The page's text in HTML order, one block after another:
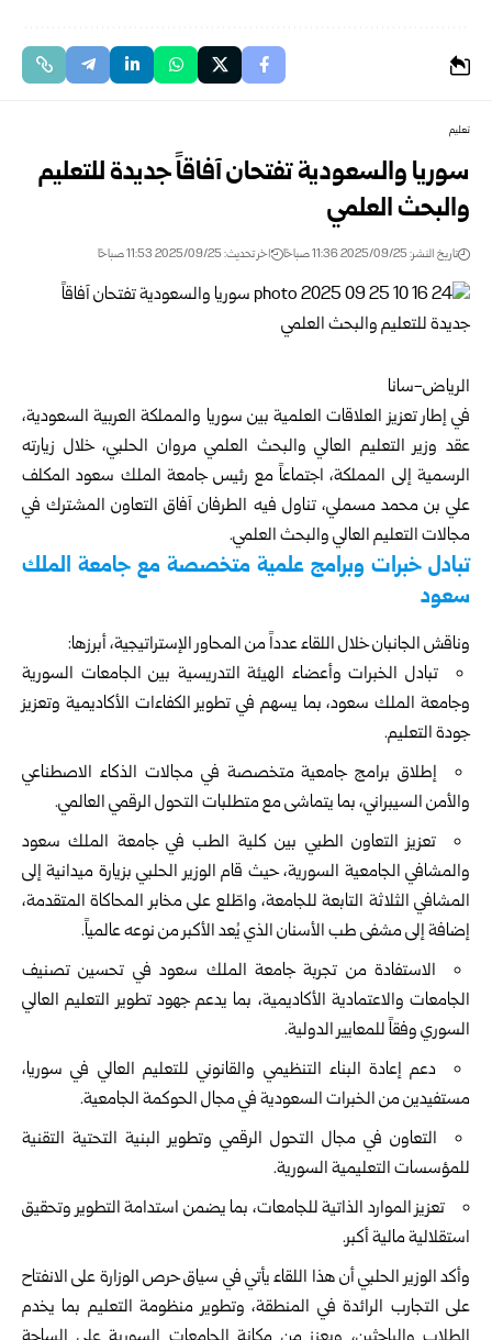
تعليم
سوريا والسعودية تفتحان آفاقاً جديدة للتعليم
والبحث العلمي
تاريخ النشر: 2025/09/25 11:36 صباحًا اخر تحديث: 2025/09/25 11:53 صباحًا
الرياض-سانا
في إطار تعزيز العلاقات العلمية بين سوريا والمملكة العربية السعودية،
عقد وزير التعليم العالي والبحث العلمي مروان الحلبي، خلال زيارته
الرسمية إلى المملكة، اجتماعاً مع رئيس جامعة الملك سعود المكلف
علي بن محمد مسملي، تناول فيه الطرفان آفاق التعاون المشترك في
مجالات التعليم العالي والبحث العلمي.
تبادل خبرات وبرامج علمية متخصصة مع جامعة الملك
سعود
وناقش الجانبان خلال اللقاء عدداً من المحاور الإستراتيجية، أبرزها:
تبادل الخبرات وأعضاء الهيئة التدريسية بين الجامعات السورية
وجامعة الملك سعود، بما يسهم في تطوير الكفاءات الأكاديمية وتعزيز
جودة التعليم.
إطلاق برامج جامعية متخصصة في مجالات الذكاء الاصطناعي
والأمن السيبراني، بما يتماشى مع متطلبات التحول الرقمي العالمي.
تعزيز التعاون الطبي بين كلية الطب في جامعة الملك سعود
والمشافي الجامعية السورية، حيث قام الوزير الحلبي بزيارة ميدانية إلى
المشافي الثلاثة التابعة للجامعة، واطّلع على مخابر المحاكاة المتقدمة،
إضافة إلى مشفى طب الأسنان الذي يُعد الأكبر من نوعه عالمياً.
الاستفادة من تجربة جامعة الملك سعود في تحسين تصنيف
الجامعات والاعتمادية الأكاديمية، بما يدعم جهود تطوير التعليم العالي
السوري وفقاً للمعايير الدولية.
دعم إعادة البناء التنظيمي والقانوني للتعليم العالي في سوريا،
مستفيدين من الخبرات السعودية في مجال الحوكمة الجامعية.
التعاون في مجال التحول الرقمي وتطوير البنية التحتية التقنية
للمؤسسات التعليمية السورية.
تعزيز الموارد الذاتية للجامعات، بما يضمن استدامة التطوير وتحقيق
استقلالية مالية أكبر.
وأكد الوزير الحلبي أن هذا اللقاء يأتي في سياق حرص الوزارة على الانفتاح
على التجارب الرائدة في المنطقة، وتطوير منظومة التعليم بما يخدم